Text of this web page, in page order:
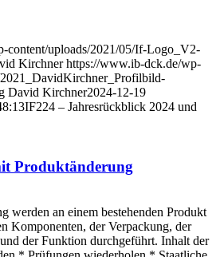
content/uploads/2021/05/If-Logo_V2-
Kirchner https://www.ib-dck.de/wp-
David Kirchner2024-12-19
IF224 – Jahresrückblick 2024 und
Produktänderung
werden an einem bestehenden Produkt
Komponenten, der Verpackung, der
der Funktion durchgeführt. Inhalt der